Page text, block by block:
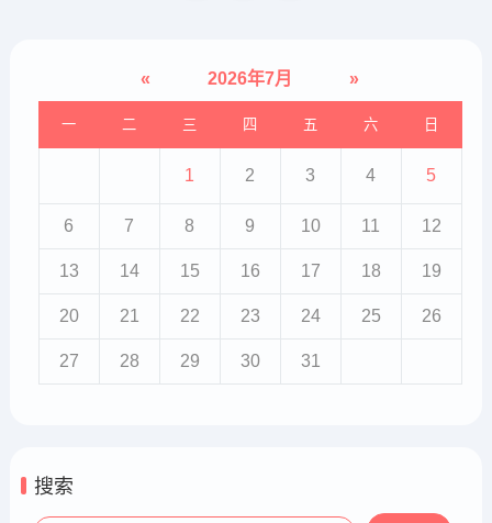
« 2026年7月 »
一 二 三 四 五 六 日
1 2 3 4 5
6 7 8 9 10 11 12
13 14 15 16 17 18 19
20 21 22 23 24 25 26
27 28 29 30 31
搜索